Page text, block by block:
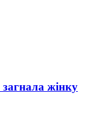
жінку